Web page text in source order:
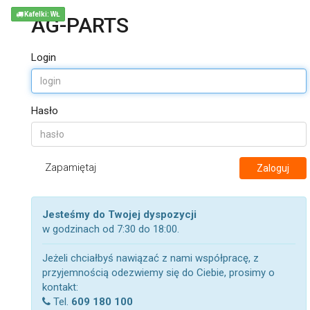
AG-PARTS
Login
Hasło
Zapamiętaj Zaloguj
Jesteśmy do Twojej dyspozycji
w godzinach od 7:30 do 18:00.
Jeżeli chciałbyś nawiązać z nami współpracę, z
przyjemnością odezwiemy się do Ciebie, prosimy o
kontakt:
Tel. 609 180 100
Kafelki: WŁ